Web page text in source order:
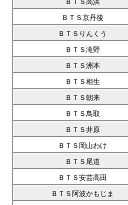
ＢＴＳ京丹後
ＢＴＳりんくう
ＢＴＳ滝野
ＢＴＳ洲本
ＢＴＳ相生
ＢＴＳ朝来
ＢＴＳ鳥取
ＢＴＳ井原
ＢＴＳ岡山わけ
ＢＴＳ尾道
ＢＴＳ安芸高田
ＢＴＳ阿波かもじま